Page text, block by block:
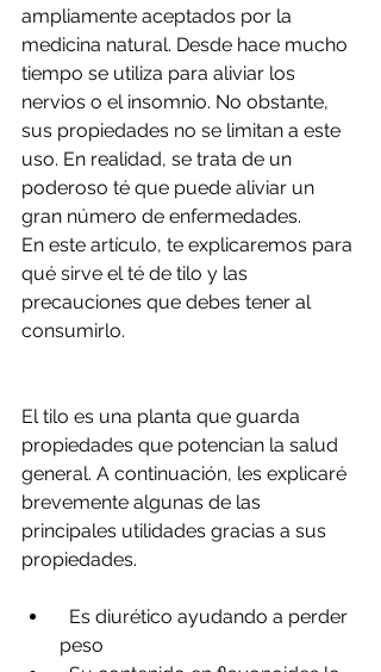
ampliamente aceptados por la
medicina natural. Desde hace mucho
tiempo se utiliza para aliviar los
nervios o el insomnio. No obstante,
sus propiedades no se limitan a este
uso. En realidad, se trata de un
poderoso té que puede aliviar un
gran número de enfermedades.
En este artículo, te explicaremos para
qué sirve el té de tilo y las
precauciones que debes tener al
consumirlo.
El tilo es una planta que guarda
propiedades que potencian la salud
general. A continuación, les explicaré
brevemente algunas de las
principales utilidades gracias a sus
propiedades.
peso